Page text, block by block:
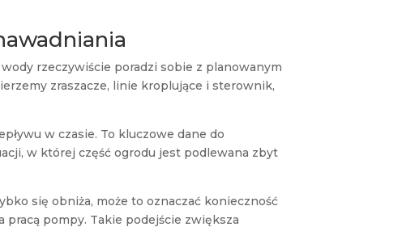
rzeczywiście poradzi sobie z planowanym
zraszacze, linie kroplujące i sterownik,
w czasie. To kluczowe dane do
w której część ogrodu jest podlewana zbyt
się obniża, może to oznaczać konieczność
pompy. Takie podejście zwiększa